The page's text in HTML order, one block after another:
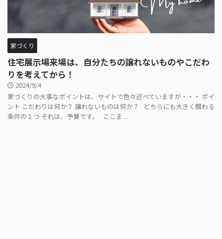
家づくり
住宅展示場来場は、自分たちの譲れないものやこだわ
りを考えてから！
2024/9/4
家づくりの大事なポイントは、サイトで色々述べていますが・・・ ポイ
ント こだわりは何か？ 譲れないものは何か？ どちらにも大きく関わる
条件の１つ それは、予算です。 ここま ...